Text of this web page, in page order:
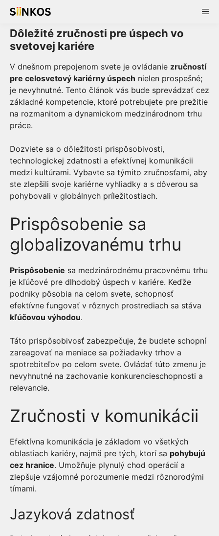
Skip
content
Dôležité zručnosti pre úspech vo
svetovej kariére
V dnešnom prepojenom svete je ovládanie zručností
pre celosvetový kariérny úspech nielen prospešné;
je nevyhnutné. Tento článok vás bude sprevádzať cez
základné kompetencie, ktoré potrebujete pre prežitie
na rozmanitom a dynamickom medzinárodnom trhu
práce.
Dozviete sa o dôležitosti prispôsobivosti,
technologickej zdatnosti a efektívnej komunikácii
medzi kultúrami. Vybavte sa týmito zručnosťami, aby
ste zlepšili svoje kariérne vyhliadky a s dôverou sa
pohybovali v globálnych príležitostiach.
Prispôsobenie sa
globalizovanému trhu
Prispôsobenie sa medzinárodnému pracovnému trhu
je kľúčové pre dlhodobý úspech v kariére. Keďže
podniky pôsobia na celom svete, schopnosť
efektívne fungovať v rôznych prostrediach sa stáva
kľúčovou výhodou.
Táto prispôsobivosť zabezpečuje, že budete schopní
zareagovať na meniace sa požiadavky trhov a
spotrebiteľov po celom svete. Ovládať túto zmenu je
nevyhnutné na zachovanie konkurencieschopnosti a
relevancie.
Zručnosti v komunikácii
Efektívna komunikácia je základom vo všetkých
oblastiach kariéry, najmä pre tých, ktorí sa pohybujú
cez hranice. Umožňuje plynulý chod operácií a
zlepšuje vzájomné porozumenie medzi rôznorodými
tímami.
Jazyková zdatnosť